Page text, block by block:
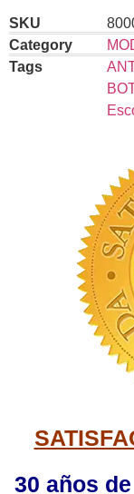
SKU
Category
Tags
30 años